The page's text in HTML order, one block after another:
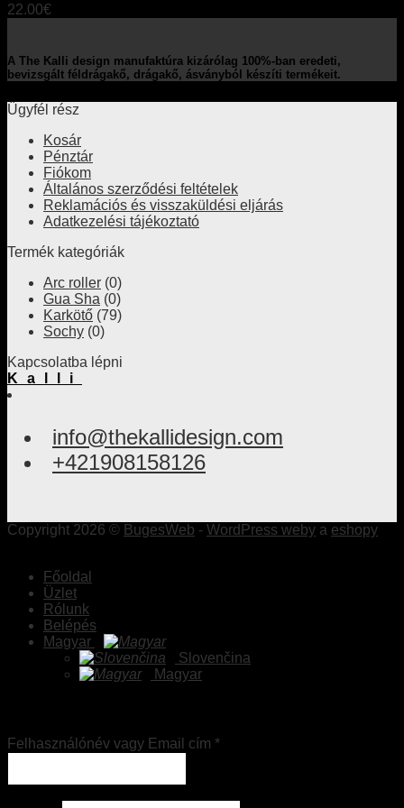
22.00€
A The Kalli design manufaktúra kizárólag 100%-ban eredeti,
bevizsgált féldrágakő, drágakő, ásványból készíti termékeit.
Ügyfél rész
Kosár
Pénztár
Fiókom
Általános szerződési feltételek
Reklamációs és visszaküldési eljárás
Adatkezelési tájékoztató
Termék kategóriák
Arc roller (0)
Gua Sha (0)
Karkötő (79)
Sochy (0)
Kapcsolatba lépni
Kalli
info@thekallidesign.com
+421908158126
Copyright 2026 © BugesWeb - WordPress weby a eshopy
Főoldal
Üzlet
Rólunk
Belépés
Magyar
Slovenčina
Magyar
Felhasználónév vagy Email cím *